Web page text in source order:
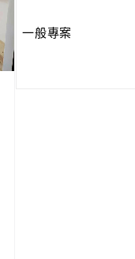
一般專案